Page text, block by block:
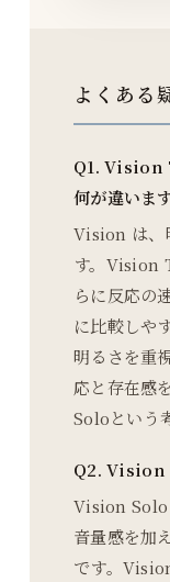
よくある
Q1.
何が違いま
Vision は、
す。Vision
らに反応の
に比較しや
明るさを重
応と存在
Soloという
Q2. Vision
Vision Solo
音量感を加
です。